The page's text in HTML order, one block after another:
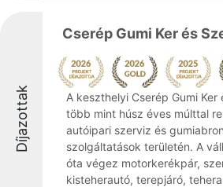
Díjazottak
Cserép Gumi Ker és
A keszthelyi Cserép Gumi Ker
több mint húsz éves múlttal
autóipari szerviz és
szolgáltatások területén. A
óta végez motorkerékpár,
kisteherautó, terepjáró,